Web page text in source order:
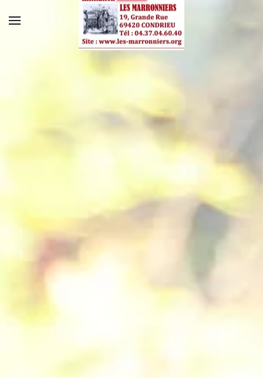
Skip to main content